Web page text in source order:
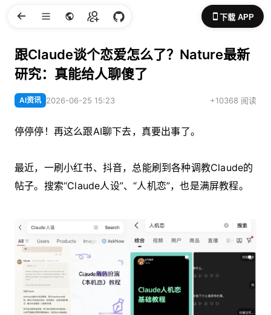
下载 APP
跟Claude谈个恋爱怎么了？Nature最新
研究：真能给人聊傻了
AI资讯 2026-06-25 15:23 +10368 阅读
停停停！再这么跟AI聊下去，真要出事了。
最近，一刷小红书、抖音，总能刷到各种调教Claude的
帖子。搜索“Claude人设”、“人机恋”，也是满屏教程。